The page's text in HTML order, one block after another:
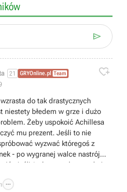

21 GRYOnline.pl Team 
do tak drastycznych
niestety błedem w grze i dużo
Żeby uspokoić Achillesa
mu prezent. Jeśli to nie
wyzwać któregoś z
- po wygranej walce nastrój
Jeśli żadna z tych metod nie
na odpowiednią
